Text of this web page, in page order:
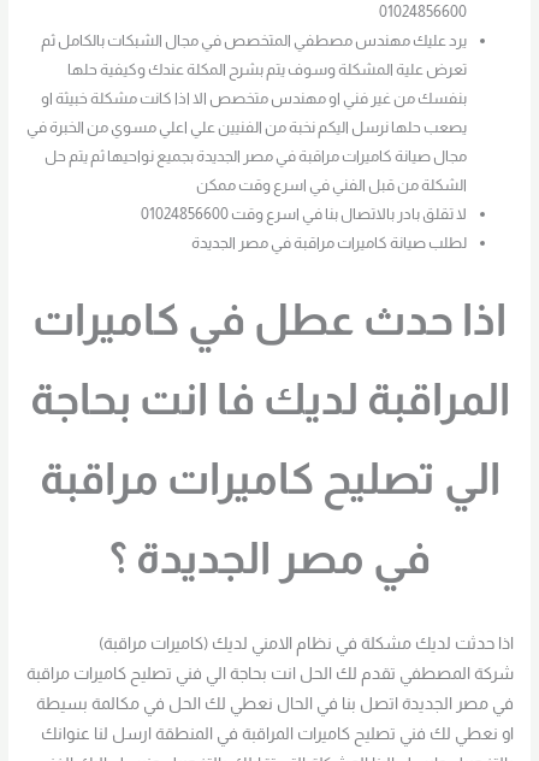
01024856600
يرد عليك مهندس مصطفي المتخصص في مجال الشبكات بالكامل ثم
تعرض علية المشكلة وسوف يتم بشرح المكلة عندك وكيفية حلها
بنفسك من غير فني او مهندس متخصص الا اذا كانت مشكلة خبيثة او
يصعب حلها نرسل اليكم نخبة من الفنيين علي اعلي مسوي من الخبرة في
مجال صيانة كاميرات مراقبة في مصر الجديدة بجميع نواحيها ثم يتم حل
الشكلة من قبل الفني في اسرع وقت ممكن
لا تقلق بادر بالاتصال بنا في اسرع وقت 01024856600
لطلب صيانة كاميرات مراقبة في مصر الجديدة
اذا حدث عطل في كاميرات
المراقبة لديك فا انت بحاجة
الي تصليح كاميرات مراقبة
في مصر الجديدة ؟
اذا حدثت لديك مشكلة في نظام الامني لديك (كاميرات مراقبة)
شركة المصطفي تقدم لك الحل انت بحاجة الي فني تصليح كاميرات مراقبة
في مصر الجديدة اتصل بنا في الحال نعطي لك الحل في مكالمة بسيطة
او نعطي لك فني تصليح كاميرات المراقبة في المنطقة ارسل لنا عنوانك